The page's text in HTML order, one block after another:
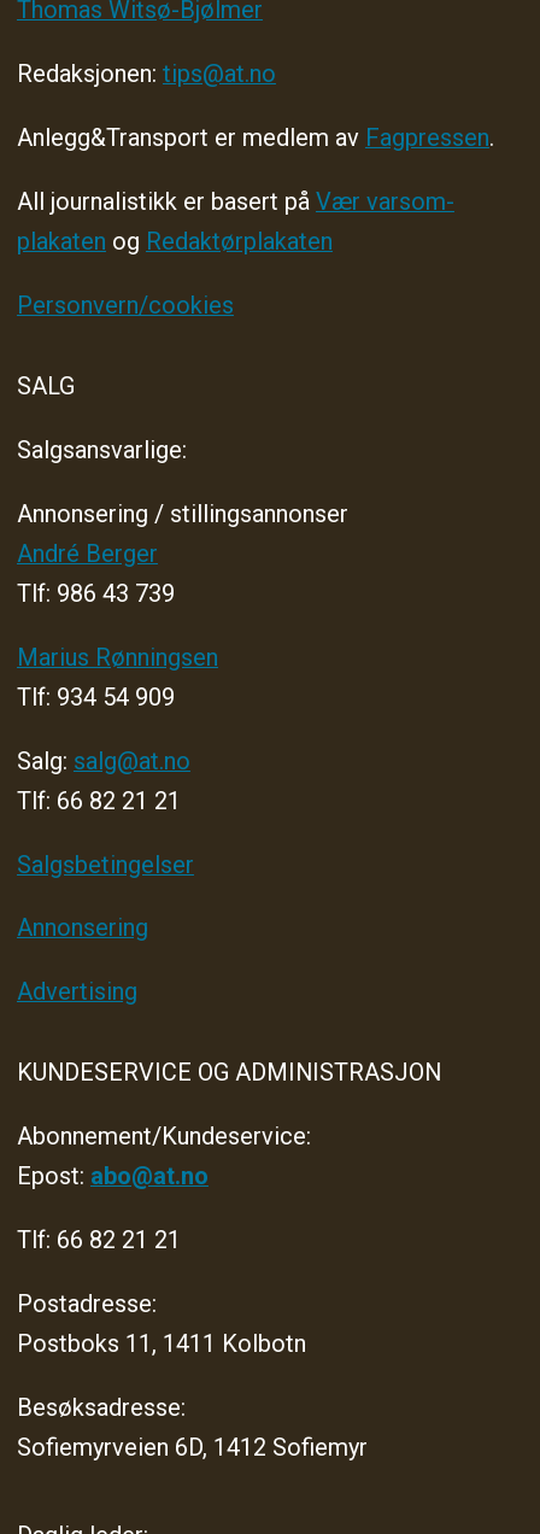
Thomas Witsø-Bjølmer
Redaksjonen: tips@at.no
Anlegg&Transport er medlem av Fagpressen.
All journalistikk er basert på Vær varsom-
plakaten og Redaktørplakaten
Personvern/cookies
SALG
Salgsansvarlige:
Annonsering / stillingsannonser
André Berger
Tlf: 986 43 739
Marius Rønningsen
Tlf: 934 54 909
Salg: salg@at.no
Tlf: 66 82 21 21
Salgsbetingelser
Annonsering
Advertising
KUNDESERVICE OG ADMINISTRASJON
Abonnement/Kundeservice:
Epost: abo@at.no
Tlf: 66 82 21 21
Postadresse:
Postboks 11, 1411 Kolbotn
Besøksadresse:
Sofiemyrveien 6D, 1412 Sofiemyr